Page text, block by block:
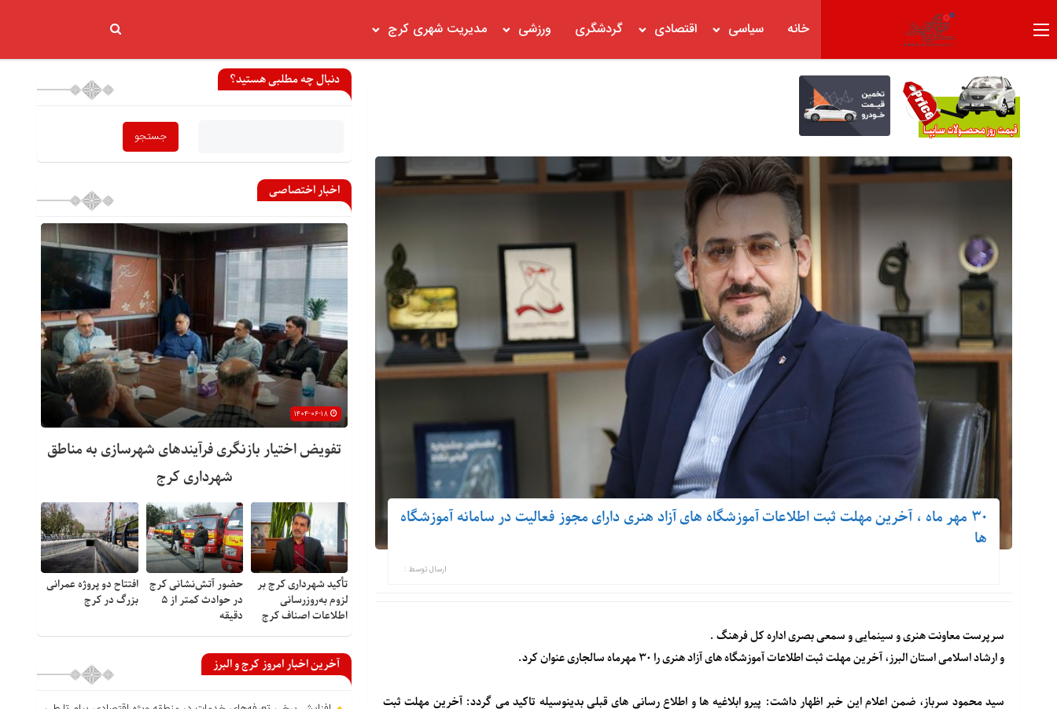
خانه سیاسی اقتصادی گردشگری ورزشی مدیریت شهری کرج
۳۰ مهر ماه ، آخرین مهلت ثبت اطلاعات آموزشگاه های آزاد هنری دارای مجوز فعالیت در سامانه آموزشگاه
ها
ارسال توسط :
سرپرست معاونت هنری و سینمایی و سمعی بصری اداره کل فرهنگ .
و ارشاد اسلامی استان البرز، آخرین مهلت ثبت اطلاعات آموزشگاه های آزاد هنری را ۳۰ مهرماه سالجاری عنوان کرد.
سید محمود سرباز، ضمن اعلام این خبر اظهار داشت: پیرو ابلاغیه ها و اطلاع رسانی های قبلی بدینوسیله تاکید می گردد: آخرین مهلت ثبت
دنبال چه مطلبی هستید؟
اخبار اختصاصی
تفویض اختیار بازنگری فرآیندهای شهرسازی به مناطق
شهرداری کرج
تأکید شهرداری کرج بر
لزوم به‌روزرسانی
اطلاعات اصناف کرج
حضور آتش‌نشانی کرج
در حوادث کمتر از ۵
دقیقه
افتتاح دو پروژه عمرانی
بزرگ در کرج
آخرین اخبار امروز کرج و البرز